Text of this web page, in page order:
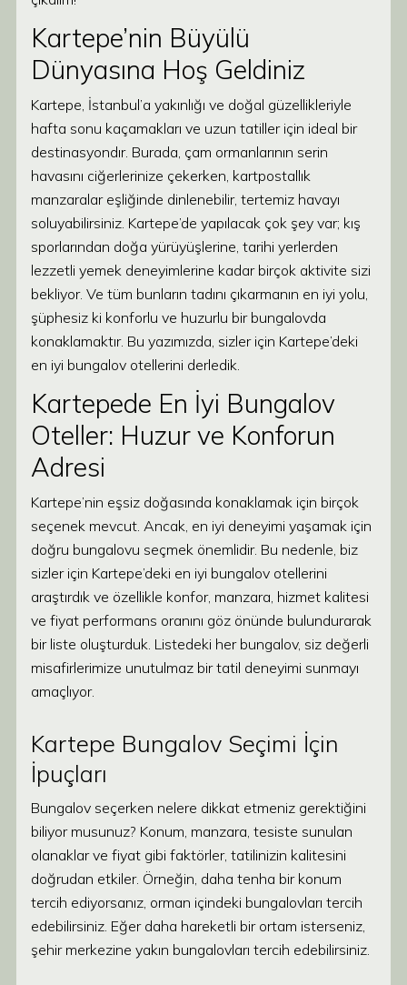
Kartepe’nin Büyülü
Dünyasına Hoş Geldiniz
Kartepe, İstanbul’a yakınlığı ve doğal güzellikleriyle
hafta sonu kaçamakları ve uzun tatiller için ideal bir
destinasyondır. Burada, çam ormanlarının serin
havasını ciğerlerinize çekerken, kartpostallık
manzaralar eşliğinde dinlenebilir, tertemiz havayı
soluyabilirsiniz. Kartepe’de yapılacak çok şey var; kış
sporlarından doğa yürüyüşlerine, tarihi yerlerden
lezzetli yemek deneyimlerine kadar birçok aktivite sizi
bekliyor. Ve tüm bunların tadını çıkarmanın en iyi yolu,
şüphesiz ki konforlu ve huzurlu bir bungalovda
konaklamaktır. Bu yazımızda, sizler için Kartepe’deki
en iyi bungalov otellerini derledik.
Kartepede En İyi Bungalov
Oteller: Huzur ve Konforun
Adresi
Kartepe’nin eşsiz doğasında konaklamak için birçok
seçenek mevcut. Ancak, en iyi deneyimi yaşamak için
doğru bungalovu seçmek önemlidir. Bu nedenle, biz
sizler için Kartepe’deki en iyi bungalov otellerini
araştırdık ve özellikle konfor, manzara, hizmet kalitesi
ve fiyat performans oranını göz önünde bulundurarak
bir liste oluşturduk. Listedeki her bungalov, siz değerli
misafirlerimize unutulmaz bir tatil deneyimi sunmayı
amaçlıyor.
Kartepe Bungalov Seçimi İçin
İpuçları
Bungalov seçerken nelere dikkat etmeniz gerektiğini
biliyor musunuz? Konum, manzara, tesiste sunulan
olanaklar ve fiyat gibi faktörler, tatilinizin kalitesini
doğrudan etkiler. Örneğin, daha tenha bir konum
tercih ediyorsanız, orman içindeki bungalovları tercih
edebilirsiniz. Eğer daha hareketli bir ortam isterseniz,
şehir merkezine yakın bungalovları tercih edebilirsiniz.